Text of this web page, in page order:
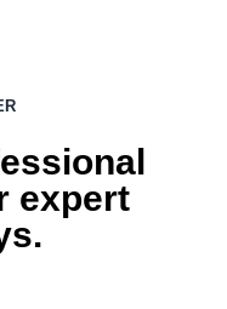
expert